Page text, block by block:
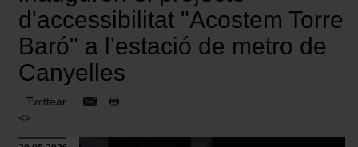
d'accessibilitat "Acostem Torre
Baró" a l'estació de metro de
Canyelles
Twittear
<>